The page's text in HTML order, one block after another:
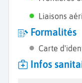
Liaisons
Formalités
Carte
Infos